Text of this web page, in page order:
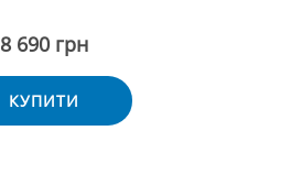
8 690 грн
КУПИТИ